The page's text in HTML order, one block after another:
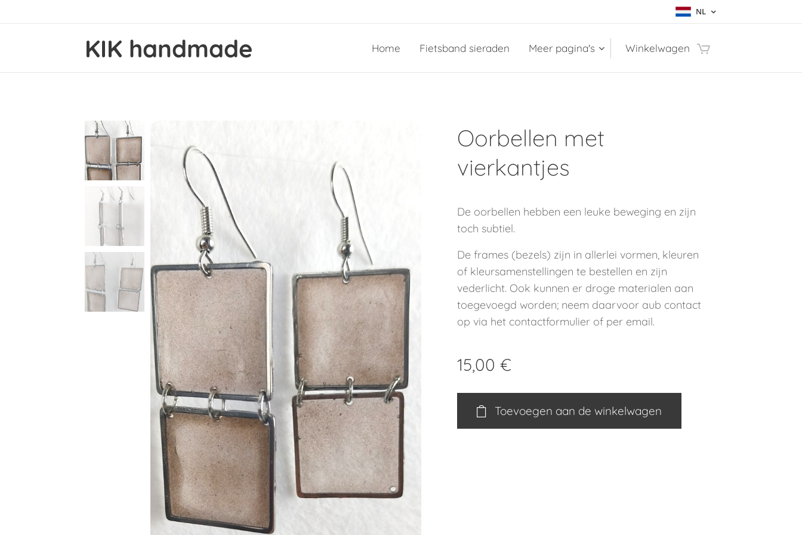
NL
KIK handmade Home Fietsband sieraden Meer pagina's Winkelwagen
Oorbellen met
vierkantjes
De oorbellen hebben een leuke beweging en zijn
toch subtiel.
De frames (bezels) zijn in allerlei vormen, kleuren
of kleursamenstellingen te bestellen en zijn
vederlicht. Ook kunnen er droge materialen aan
toegevoegd worden; neem daarvoor aub contact
op via het contactformulier of per email.
15,00 €
Toevoegen aan de winkelwagen